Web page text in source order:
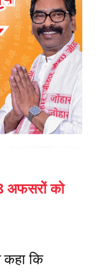
अफसरों को
कहा कि